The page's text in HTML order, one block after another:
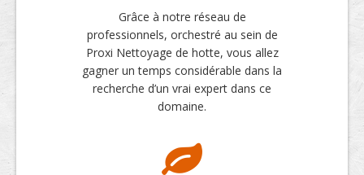
Grâce à notre réseau de
professionnels, orchestré au sein de
Proxi Nettoyage de hotte, vous allez
gagner un temps considérable dans la
recherche d’un vrai expert dans ce
domaine.